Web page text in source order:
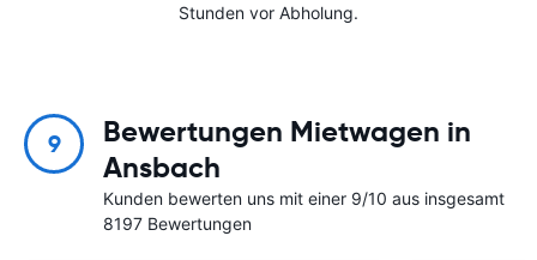
Stunden vor Abholung.
9
Bewertungen Mietwagen in
Ansbach
Kunden bewerten uns mit einer 9/10 aus insgesamt
8197 Bewertungen